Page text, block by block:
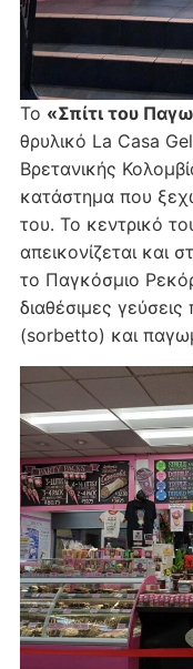
Το «Σπίτι του
θρυλικό La Casa
Βρετανικής
κατάστημα που
του. Το κεντρικό
απεικονίζεται και
το Παγκόσμιο
διαθέσιμες
(sorbetto) και